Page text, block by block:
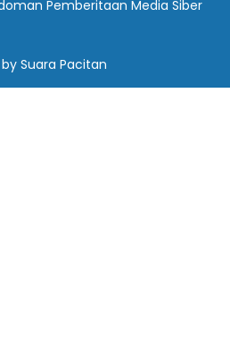
Pemberitaan Media Siber
by Suara Pacitan